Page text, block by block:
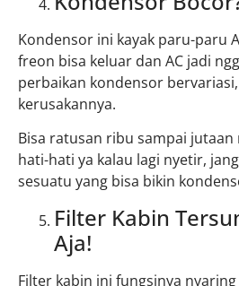
Kondensor ini kayak paru-paru
freon bisa keluar dan AC jadi
perbaikan kondensor
kerusakannya.
Bisa ratusan ribu sampai jutaan
hati-hati ya kalau lagi nyetir,
sesuatu yang bisa bikin
Filter Kabin
Aja!
Filter kabin ini fungsinya